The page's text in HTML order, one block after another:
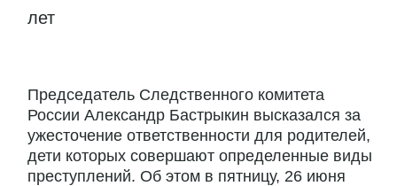
лет
Председатель Следственного комитета
России Александр Бастрыкин высказался за
ужесточение ответственности для родителей,
дети которых совершают определенные виды
преступлений. Об этом в пятницу, 26 июня